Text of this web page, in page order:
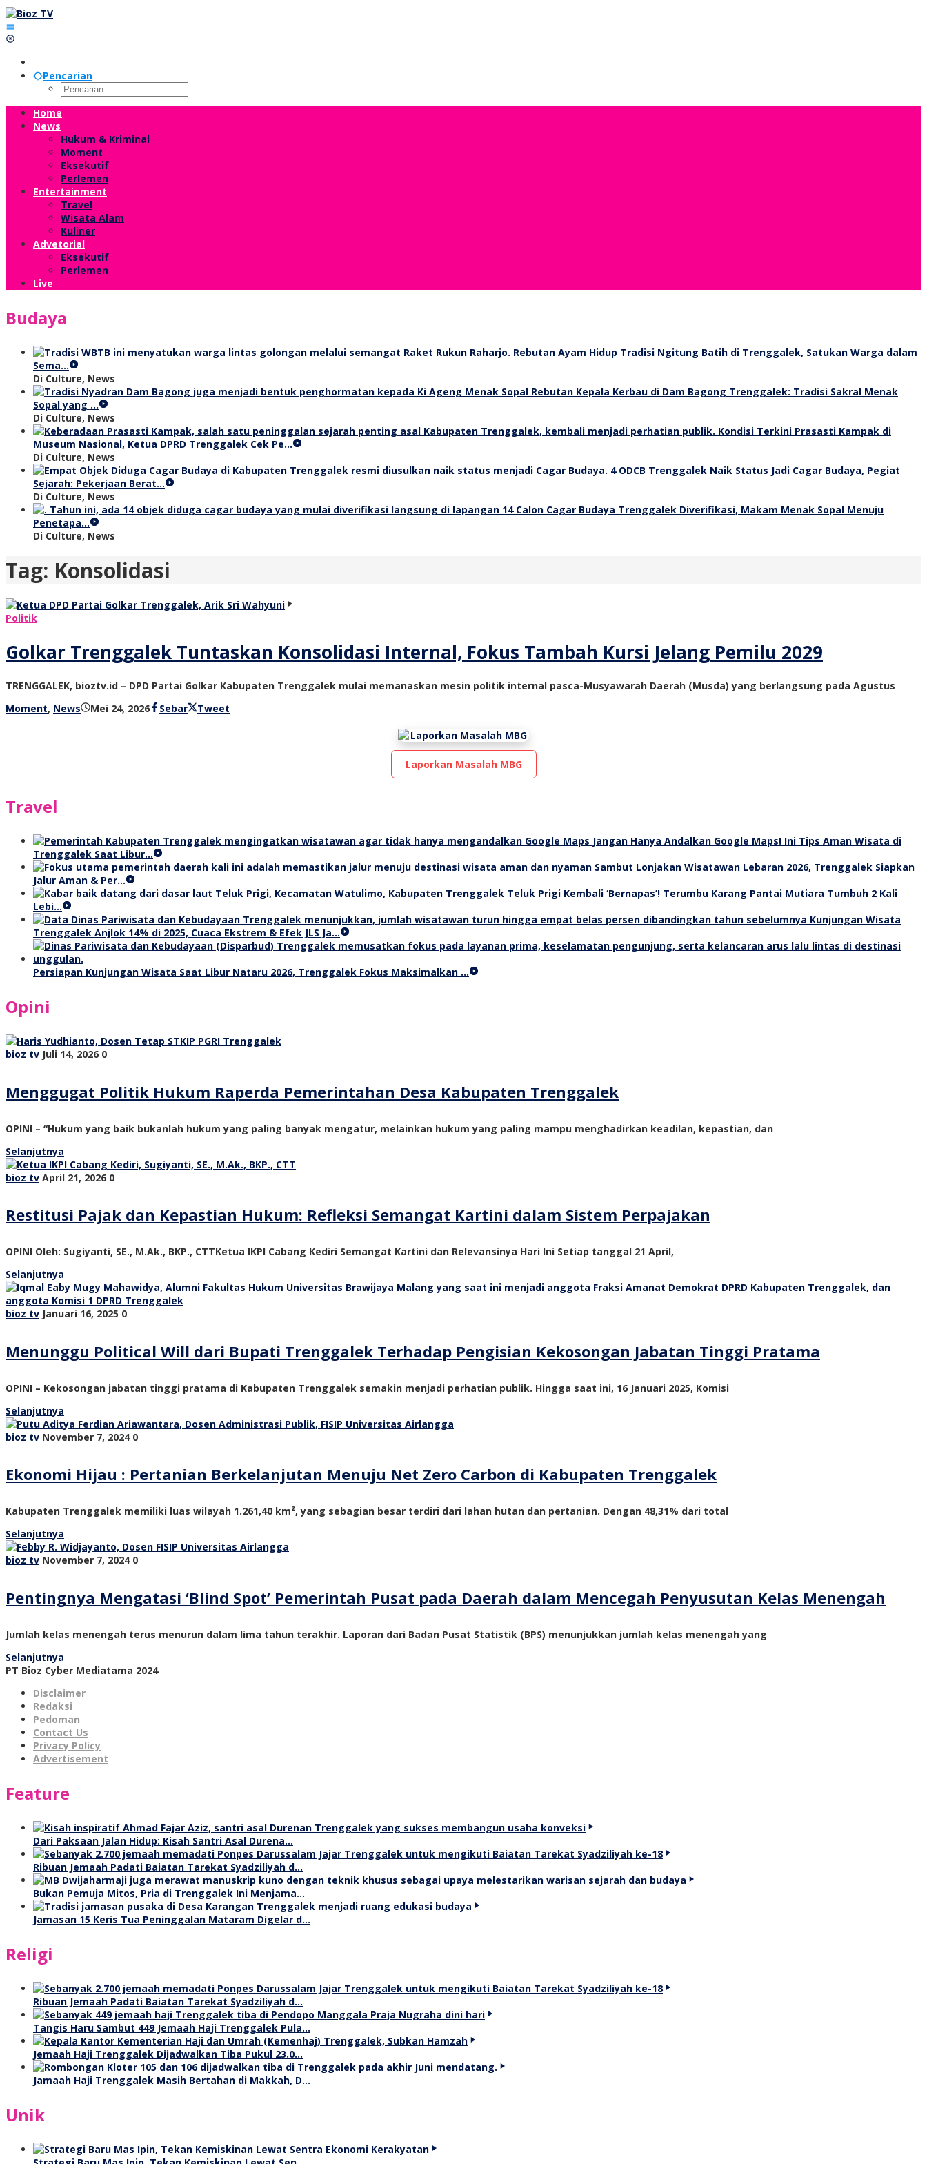
Lewati
ke
konten
Pencarian
Home
News
Hukum & Kriminal
Moment
Eksekutif
Perlemen
Entertainment
Travel
Wisata Alam
Kuliner
Advetorial
Eksekutif
Perlemen
Live
Budaya
Rebutan Ayam Hidup Tradisi Ngitung Batih di Trenggalek, Satukan Warga dalam
Sema…
Di Culture, News
Rebutan Kepala Kerbau di Dam Bagong Trenggalek: Tradisi Sakral Menak
Sopal yang …
Di Culture, News
Kondisi Terkini Prasasti Kampak di
Museum Nasional, Ketua DPRD Trenggalek Cek Pe…
Di Culture, News
4 ODCB Trenggalek Naik Status Jadi Cagar Budaya, Pegiat
Sejarah: Pekerjaan Berat…
Di Culture, News
14 Calon Cagar Budaya Trenggalek Diverifikasi, Makam Menak Sopal Menuju
Penetapa…
Di Culture, News
Tag: Konsolidasi
Politik
Golkar Trenggalek Tuntaskan Konsolidasi Internal, Fokus Tambah Kursi Jelang Pemilu 2029
TRENGGALEK, bioztv.id – DPD Partai Golkar Kabupaten Trenggalek mulai memanaskan mesin politik internal pasca-Musyawarah Daerah (Musda) yang berlangsung pada Agustus
Moment, News Mei 24, 2026olehSebar Tweet
Laporkan Masalah MBG
Travel
Jangan Hanya Andalkan Google Maps! Ini Tips Aman Wisata di
Trenggalek Saat Libur…
Sambut Lonjakan Wisatawan Lebaran 2026, Trenggalek Siapkan
Jalur Aman & Per…
Teluk Prigi Kembali ‘Bernapas’! Terumbu Karang Pantai Mutiara Tumbuh 2 Kali
Lebi…
Kunjungan Wisata
Trenggalek Anjlok 14% di 2025, Cuaca Ekstrem & Efek JLS Ja…
Persiapan Kunjungan Wisata Saat Libur Nataru 2026, Trenggalek Fokus Maksimalkan …
Opini
bioz tv Juli 14, 2026 0
Menggugat Politik Hukum Raperda Pemerintahan Desa Kabupaten Trenggalek
OPINI – “Hukum yang baik bukanlah hukum yang paling banyak mengatur, melainkan hukum yang paling mampu menghadirkan keadilan, kepastian, dan
Selanjutnya
bioz tv April 21, 2026 0
Restitusi Pajak dan Kepastian Hukum: Refleksi Semangat Kartini dalam Sistem Perpajakan
OPINI Oleh: Sugiyanti, SE., M.Ak., BKP., CTTKetua IKPI Cabang Kediri Semangat Kartini dan Relevansinya Hari Ini Setiap tanggal 21 April,
Selanjutnya
bioz tv Januari 16, 2025 0
Menunggu Political Will dari Bupati Trenggalek Terhadap Pengisian Kekosongan Jabatan Tinggi Pratama
OPINI – Kekosongan jabatan tinggi pratama di Kabupaten Trenggalek semakin menjadi perhatian publik. Hingga saat ini, 16 Januari 2025, Komisi
Selanjutnya
bioz tv November 7, 2024 0
Ekonomi Hijau : Pertanian Berkelanjutan Menuju Net Zero Carbon di Kabupaten Trenggalek
Kabupaten Trenggalek memiliki luas wilayah 1.261,40 km², yang sebagian besar terdiri dari lahan hutan dan pertanian. Dengan 48,31% dari total
Selanjutnya
bioz tv November 7, 2024 0
Pentingnya Mengatasi ‘Blind Spot’ Pemerintah Pusat pada Daerah dalam Mencegah Penyusutan Kelas Menengah
Jumlah kelas menengah terus menurun dalam lima tahun terakhir. Laporan dari Badan Pusat Statistik (BPS) menunjukkan jumlah kelas menengah yang
Selanjutnya
PT Bioz Cyber Mediatama 2024
Disclaimer
Redaksi
Pedoman
Contact Us
Privacy Policy
Advertisement
Feature
Dari Paksaan Jalan Hidup: Kisah Santri Asal Durena…
Ribuan Jemaah Padati Baiatan Tarekat Syadziliyah d…
Bukan Pemuja Mitos, Pria di Trenggalek Ini Menjama…
Jamasan 15 Keris Tua Peninggalan Mataram Digelar d…
Religi
Ribuan Jemaah Padati Baiatan Tarekat Syadziliyah d…
Tangis Haru Sambut 449 Jemaah Haji Trenggalek Pula…
Jemaah Haji Trenggalek Dijadwalkan Tiba Pukul 23.0…
Jamaah Haji Trenggalek Masih Bertahan di Makkah, D…
Unik